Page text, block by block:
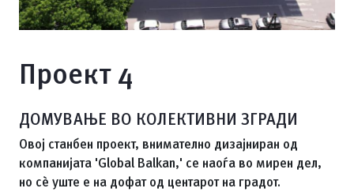
Проект 4
ДОМУВАЊЕ ВО КОЛЕКТИВНИ ЗГРАДИ
Овој станбен проект, внимателно дизајниран од
компанијата 'Global Balkan,' се наоѓа во мирен дел,
но сè уште е на дофат од центарот на градот.